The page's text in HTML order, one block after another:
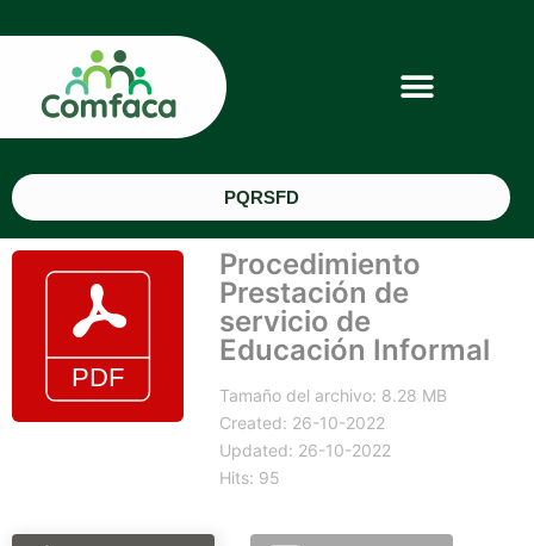
PQRSFD
Procedimiento
Prestación de
servicio de
Educación Informal
Tamaño del archivo: 8.28 MB
Created: 26-10-2022
Updated: 26-10-2022
Hits: 95